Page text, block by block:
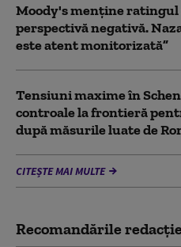
Moody's menține ratingul
perspectivă negativă.
este atent monitorizată”
Tensiuni maxime în
controale la frontieră
după măsurile luate de
CITEȘTE MAI MULTE
Recomandările